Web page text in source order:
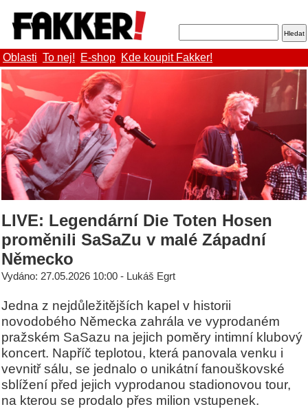
Oblasti To nej! E-shop Kde koupit Fakker!
LIVE: Legendární Die Toten Hosen
proměnili SaSaZu v malé Západní
Německo
Vydáno: 27.05.2026 10:00 - Lukáš Egrt
Jedna z nejdůležitějších kapel v historii
novodobého Německa zahrála ve vyprodaném
pražském SaSazu na jejich poměry intimní klubový
koncert. Napříč teplotou, která panovala venku i
vevnitř sálu, se jednalo o unikátní fanouškovské
sblížení před jejich vyprodanou stadionovou tour,
na kterou se prodalo přes milion vstupenek.